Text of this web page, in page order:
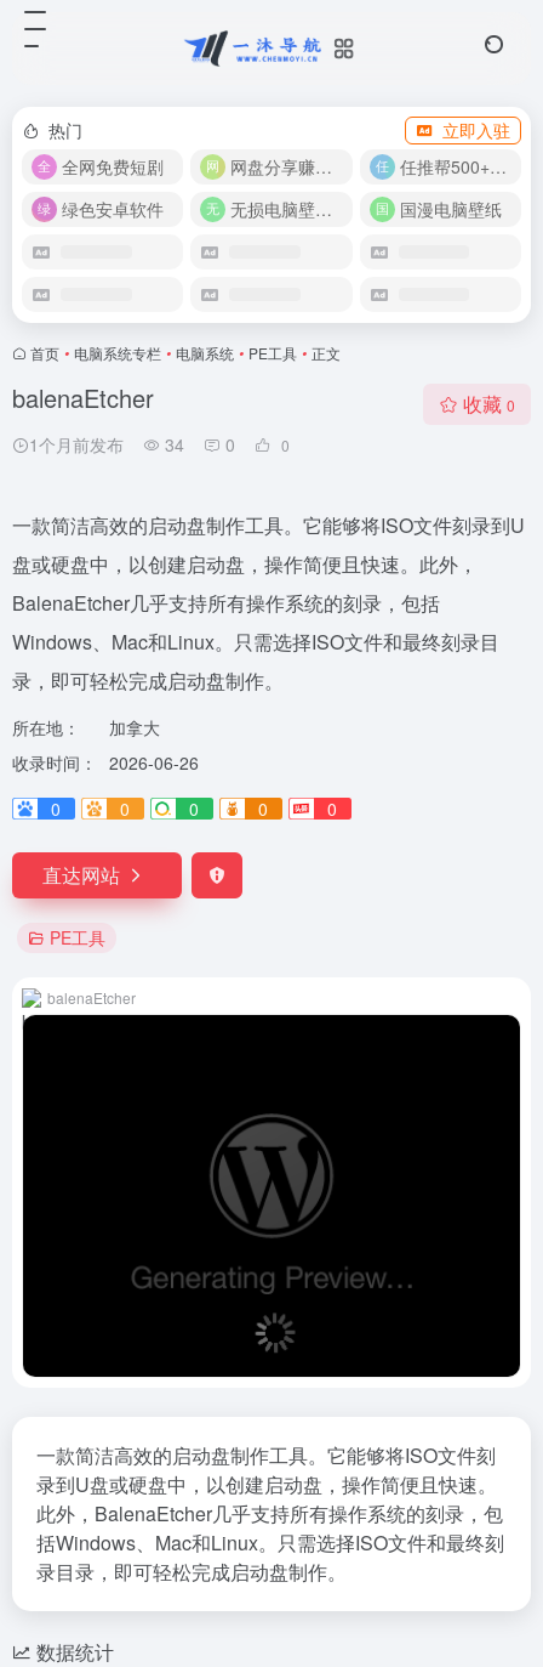
热门
立即入驻
全网免费短剧
网盘分享赚奖金！
任推帮500+推广项目！
绿色安卓软件
无损电脑壁纸合集 国漫电脑壁纸
首页 • 电脑系统专栏 • 电脑系统 • PE工具 • 正文
balenaEtcher
1个月前发布 34 0 0
收藏 0
一款简洁高效的启动盘制作工具。它能够将ISO文件刻录到U
盘或硬盘中，以创建启动盘，操作简便且快速。此外，
BalenaEtcher几乎支持所有操作系统的刻录，包括
Windows、Mac和Linux。只需选择ISO文件和最终刻录目
录，即可轻松完成启动盘制作。
所在地：
加拿大
收录时间：
2026-06-26
0
0 0 0 0
直达网站
PE工具
balenaEtcher
一款简洁高效的启动盘制作工具。它能够将ISO文件刻
录到U盘或硬盘中，以创建启动盘，操作简便且快速。
此外，BalenaEtcher几乎支持所有操作系统的刻录，包
括Windows、Mac和Linux。只需选择ISO文件和最终刻
录目录，即可轻松完成启动盘制作。
数据统计